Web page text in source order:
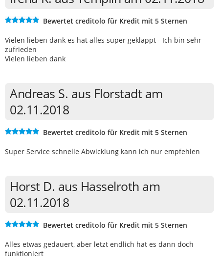
Bewertet creditolo für Kredit mit 5 Sternen
Vielen lieben dank es hat alles super geklappt - Ich bin sehr
zufrieden
Vielen lieben dank
Andreas S. aus Florstadt am
02.11.2018
Bewertet creditolo für Kredit mit 5 Sternen
Super Service schnelle Abwicklung kann ich nur empfehlen
Horst D. aus Hasselroth am
02.11.2018
Bewertet creditolo für Kredit mit 5 Sternen
Alles etwas gedauert, aber letzt endlich hat es dann doch
funktioniert